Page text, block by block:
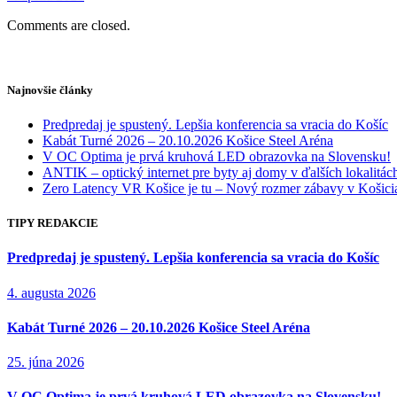
Comments are closed.
Najnovšie články
Predpredaj je spustený. Lepšia konferencia sa vracia do Košíc
Kabát Turné 2026 – 20.10.2026 Košice Steel Aréna
V OC Optima je prvá kruhová LED obrazovka na Slovensku!
ANTIK – optický internet pre byty aj domy v ďalších
Zero Latency VR Košice je tu – Nový rozmer zábavy v
TIPY REDAKCIE
Predpredaj je spustený. Lepšia konferencia sa vracia do Košíc
4. augusta 2026
Kabát Turné 2026 – 20.10.2026 Košice Steel Aréna
25. júna 2026